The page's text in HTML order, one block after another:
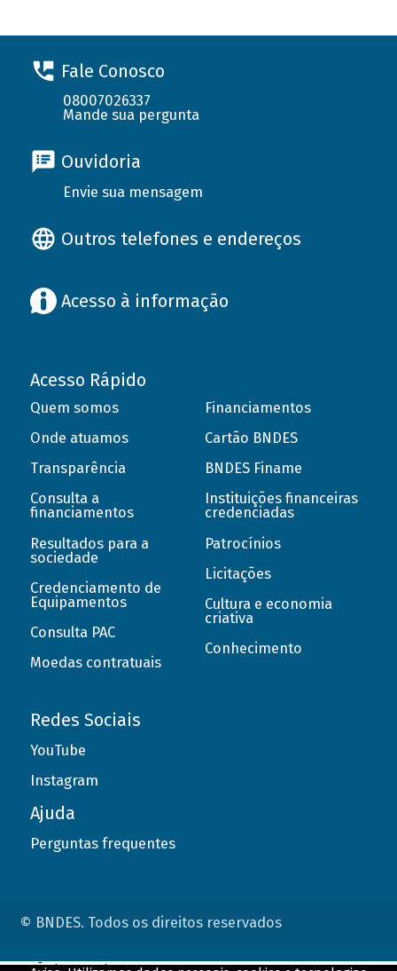
Fale Conosco
08007026337
Mande sua pergunta
Ouvidoria
Envie sua mensagem
Outros telefones e endereços
Acesso à informação
Acesso Rápido
Quem somos
Onde atuamos
Transparência
Consulta a
financiamentos
Resultados para a
sociedade
Credenciamento de
Equipamentos
Consulta PAC
Moedas contratuais
Financiamentos
Cartão BNDES
BNDES Finame
Instituições financeiras
credenciadas
Patrocínios
Licitações
Cultura e economia
criativa
Conhecimento
Redes Sociais
YouTube
Instagram
Ajuda
Perguntas frequentes
© BNDES. Todos os direitos reservados